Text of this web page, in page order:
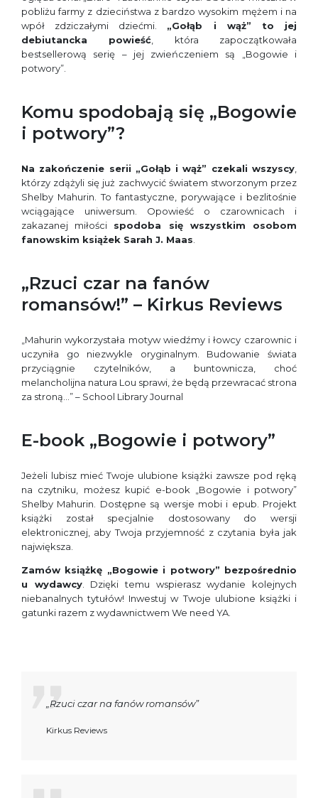
pobliżu farmy z dzieciństwa z bardzo wysokim mężem i na
wpół zdziczałymi dziećmi. „Gołąb i wąż” to jej
debiutancka powieść , która zapoczątkowała
bestsellerową serię – jej zwieńczeniem są „Bogowie i
potwory”.
Komu spodobają się „Bogowie
i potwory”?
Na zakończenie serii „Gołąb i wąż” czekali wszyscy
którzy zdążyli się już zachwycić światem stworzonym przez
Shelby Mahurin. To fantastyczne, porywające i bezlitośnie
wciągające uniwersum. Opowieść o czarownicach i
zakazanej miłości spodoba się wszystkim osobom
fanowskim książek Sarah J. Maas
„Rzuci czar na fanów
romansów!” – Kirkus Reviews
„Mahurin wykorzystała motyw wiedźmy i łowcy czarownic i
uczyniła go niezwykle oryginalnym. Budowanie świata
przyciągnie czytelników, a buntownicza, choć
melancholijna natura Lou sprawi, że będą przewracać strona
za stroną…” – School Library Journal
E-book „Bogowie i potwory”
Jeżeli lubisz mieć Twoje ulubione książki zawsze pod ręką
na czytniku, możesz kupić e-book „Bogowie i potwory”
Shelby Mahurin. Dostępne są wersje mobi i epub. Projekt
książki został specjalnie dostosowany do wersji
elektronicznej, aby Twoja przyjemność z czytania była jak
największa.
Zamów książkę „Bogowie i potwory” bezpośrednio
u wydawcy. Dzięki temu wspierasz wydanie kolejnych
niebanalnych tytułów! Inwestuj w Twoje ulubione książki i
gatunki razem z wydawnictwem We need YA.
„Rzuci czar na fanów romansów”
Kirkus Reviews